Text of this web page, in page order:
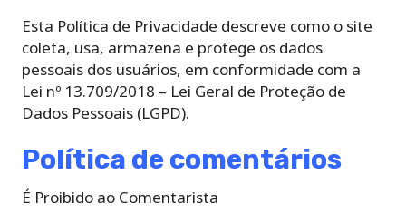
Esta Política de Privacidade descreve como o site
coleta, usa, armazena e protege os dados
pessoais dos usuários, em conformidade com a
Lei nº 13.709/2018 – Lei Geral de Proteção de
Dados Pessoais (LGPD).
Política de comentários
É Proibido ao Comentarista